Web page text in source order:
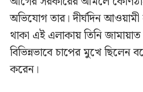
অভিযোগ তার। দীর্ঘদিন
থাকা এই এলাকায় তিনি
বিভিন্নভাবে চাপের মুখে ছিলেন
করেন।